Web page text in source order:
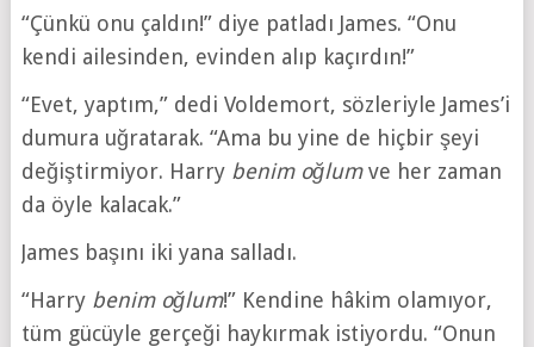
“Çünkü onu çaldın!” diye patladı James. “Onu
kendi ailesinden, evinden alıp kaçırdın!”
“Evet, yaptım,” dedi Voldemort, sözleriyle James’i
dumura uğratarak. “Ama bu yine de hiçbir şeyi
değiştirmiyor. Harry benim oğlumve her zaman
da öyle kalacak.”
James başını iki yana salladı.
“Harry benim oğlum!” Kendine hâkim olamıyor,
tüm gücüyle gerçeği haykırmak istiyordu. “Onun